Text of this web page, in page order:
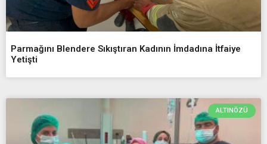
Parmağını Blendere Sıkıştıran Kadının İmdadına İtfaiye
Yetişti
ALTINÖZÜ